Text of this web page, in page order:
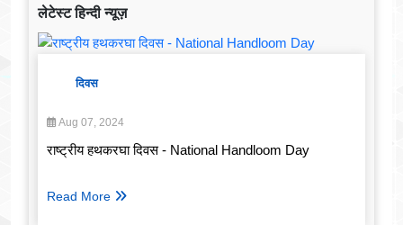
लेटेस्ट हिन्दी न्यूज़
दिवस
Aug 07, 2024
राष्ट्रीय हथकरघा दिवस - National Handloom Day
Read More